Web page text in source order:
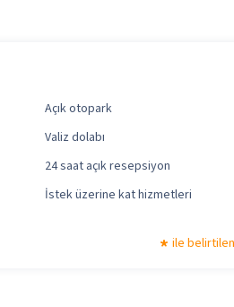
Açık otopark
Valiz dolabı
24 saat açık resepsiyon
İstek üzerine kat hizmetleri
ile